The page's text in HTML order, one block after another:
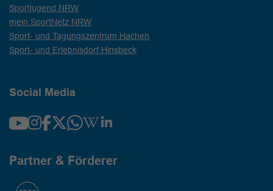
Sportjugend NRW
mein SportNetz NRW
Sport- und Tagungszentrum Hachen
Sport- und Erlebnisdorf Hinsbeck
Social Media
Partner & Förderer